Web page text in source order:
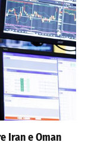
Iran e Oman